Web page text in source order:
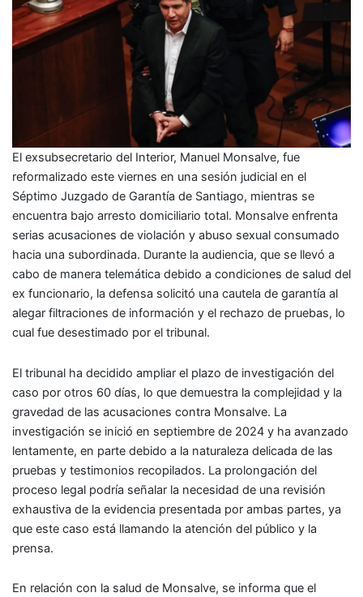
El exsubsecretario del Interior, Manuel Monsalve, fue
reformalizado este viernes en una sesión judicial en el
Séptimo Juzgado de Garantía de Santiago, mientras se
encuentra bajo arresto domiciliario total. Monsalve enfrenta
serias acusaciones de violación y abuso sexual consumado
hacia una subordinada. Durante la audiencia, que se llevó a
cabo de manera telemática debido a condiciones de salud del
ex funcionario, la defensa solicitó una cautela de garantía al
alegar filtraciones de información y el rechazo de pruebas, lo
cual fue desestimado por el tribunal.
El tribunal ha decidido ampliar el plazo de investigación del
caso por otros 60 días, lo que demuestra la complejidad y la
gravedad de las acusaciones contra Monsalve. La
investigación se inició en septiembre de 2024 y ha avanzado
lentamente, en parte debido a la naturaleza delicada de las
pruebas y testimonios recopilados. La prolongación del
proceso legal podría señalar la necesidad de una revisión
exhaustiva de la evidencia presentada por ambas partes, ya
que este caso está llamando la atención del público y la
prensa.
En relación con la salud de Monsalve, se informa que el